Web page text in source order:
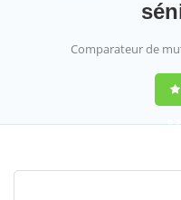
Comparateur de
9,2